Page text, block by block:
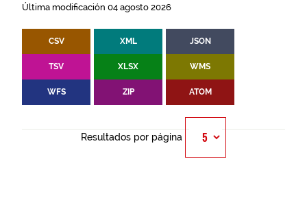
Última modificación 04 agosto 2026
CSV XML JSON
TSV XLSX WMS
WFS ZIP ATOM
Resultados por página